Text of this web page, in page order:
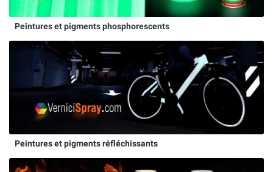
Peintures et pigments phosphorescents
Peintures et pigments réfléchissants